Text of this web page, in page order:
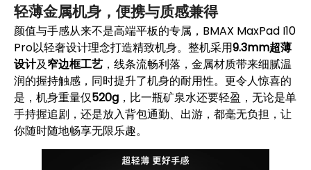
轻薄金属机身，便携与质感兼得
颜值与手感从来不是高端平板的专属，BMAX MaxPad I10
Pro以轻奢设计理念打造精致机身。整机采用9.3mm超薄
设计及窄边框工艺 ，线条流畅利落，金属材质带来细腻温
润的握持触感，同时提升了机身的耐用性。更令人惊喜的
是，机身重量仅520g ，比一瓶矿泉水还要轻盈，无论是单
手持握追剧，还是放入背包通勤、出游，都毫无负担，让
你随时随地畅享无限乐趣。